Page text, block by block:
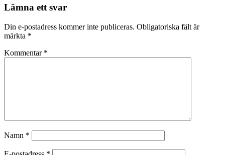
Lämna ett svar
Din e-postadress kommer inte publiceras. Obligatoriska fält är
märkta *
Kommentar *
Namn *